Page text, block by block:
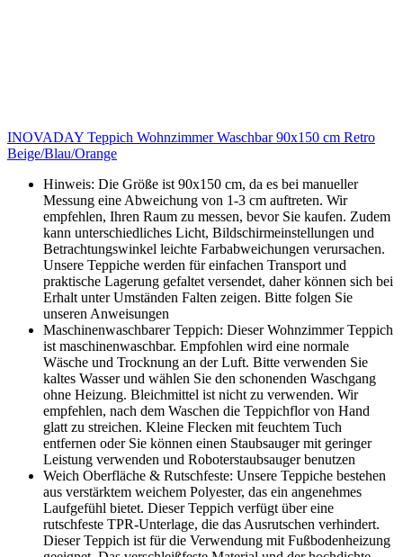
INOVADAY Teppich Wohnzimmer Waschbar 90x150 cm Retro
Beige/Blau/Orange
Hinweis: Die Größe ist 90x150 cm, da es bei manueller
Messung eine Abweichung von 1-3 cm auftreten. Wir
empfehlen, Ihren Raum zu messen, bevor Sie kaufen. Zudem
kann unterschiedliches Licht, Bildschirmeinstellungen und
Betrachtungswinkel leichte Farbabweichungen verursachen.
Unsere Teppiche werden für einfachen Transport und
praktische Lagerung gefaltet versendet, daher können sich bei
Erhalt unter Umständen Falten zeigen. Bitte folgen Sie
unseren Anweisungen
Maschinenwaschbarer Teppich: Dieser Wohnzimmer Teppich
ist maschinenwaschbar. Empfohlen wird eine normale
Wäsche und Trocknung an der Luft. Bitte verwenden Sie
kaltes Wasser und wählen Sie den schonenden Waschgang
ohne Heizung. Bleichmittel ist nicht zu verwenden. Wir
empfehlen, nach dem Waschen die Teppichflor von Hand
glatt zu streichen. Kleine Flecken mit feuchtem Tuch
entfernen oder Sie können einen Staubsauger mit geringer
Leistung verwenden und Roboterstaubsauger benutzen
Weich Oberfläche & Rutschfeste: Unsere Teppiche bestehen
aus verstärktem weichem Polyester, das ein angenehmes
Laufgefühl bietet. Dieser Teppich verfügt über eine
rutschfeste TPR-Unterlage, die das Ausrutschen verhindert.
Dieser Teppich ist für die Verwendung mit Fußbodenheizung